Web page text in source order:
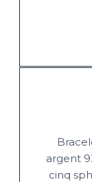
argent
cinq